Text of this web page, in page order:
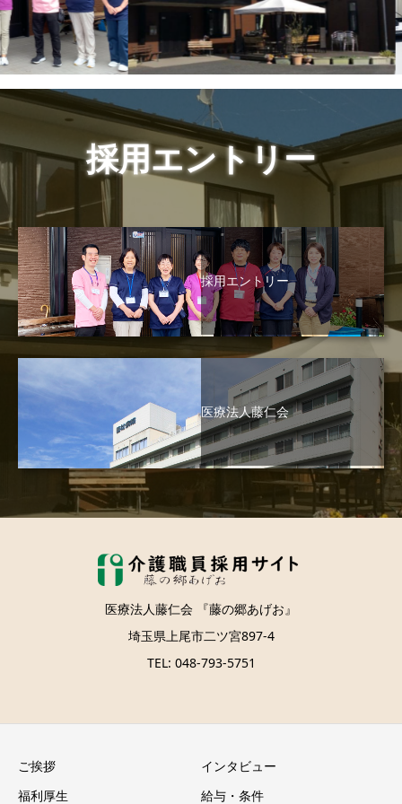
採用エントリー
採用エントリー
医療法人藤仁会
医療法人藤仁会 『藤の郷あげお』
埼玉県上尾市二ツ宮897-4
TEL: 048-793-5751
ご挨拶
インタビュー
福利厚生
給与・条件